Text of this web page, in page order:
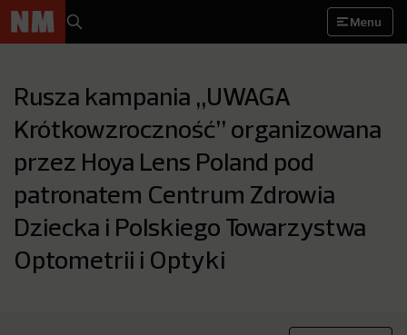
Menu
Rusza kampania „UWAGA
Krótkowzroczność” organizowana
przez Hoya Lens Poland pod
patronatem Centrum Zdrowia
Dziecka i Polskiego Towarzystwa
Optometrii i Optyki